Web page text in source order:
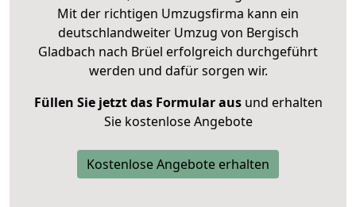
Mit der richtigen Umzugsfirma kann ein
deutschlandweiter Umzug von Bergisch
Gladbach nach Brüel erfolgreich durchgeführt
werden und dafür sorgen wir.
Füllen Sie jetzt das Formular ausund erhalten
Sie kostenlose Angebote
Kostenlose Angebote erhalten